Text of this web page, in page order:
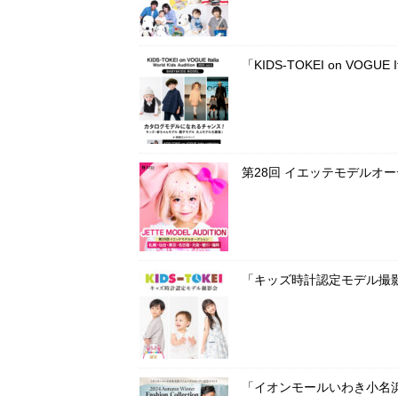
「KIDS-TOKEI on
第28回 イエッテモデルオ
「キッズ時計認定モデル
「イオンモールいわき小